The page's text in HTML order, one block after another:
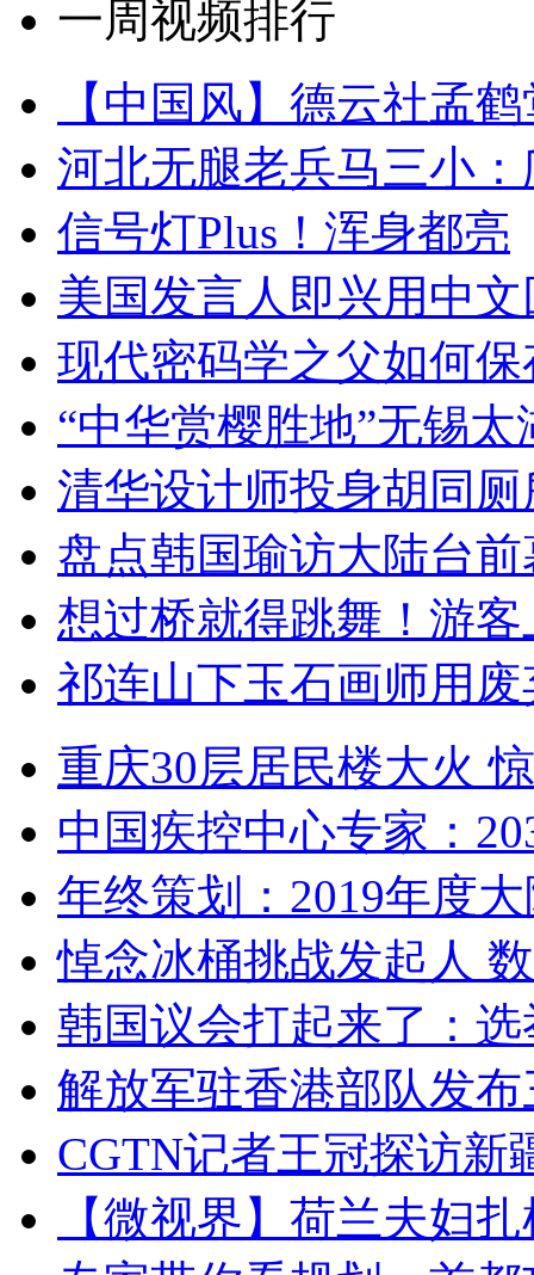
一周视频排行
【中国风】德云社孟
河北无腿老兵马三小
信号灯Plus！浑身都亮
美国发言人即兴用中
现代密码学之父如何
“中华赏樱胜地”无锡
清华设计师投身胡同
盘点韩国瑜访大陆台
想过桥就得跳舞！游客
祁连山下玉石画师用
重庆30层居民楼大火
中国疾控中心专家：
年终策划：2019年度
悼念冰桶挑战发起人
韩国议会打起来了：
解放军驻香港部队发
CGTN记者王冠探访新
【微视界】荷兰夫妇